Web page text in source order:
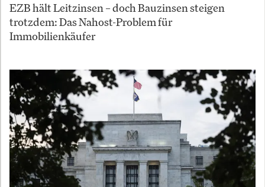
EZB hält Leitzinsen – doch Bauzinsen steigen
trotzdem: Das Nahost-Problem für
Immobilienkäufer